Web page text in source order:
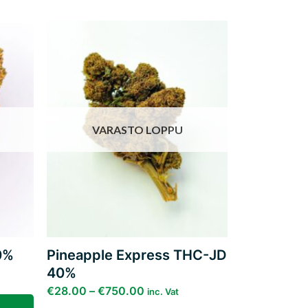
to
VARASTO LOPPU
Pineapple Express THC-JD
40%
€28.00 –€750.00 inc. Vat